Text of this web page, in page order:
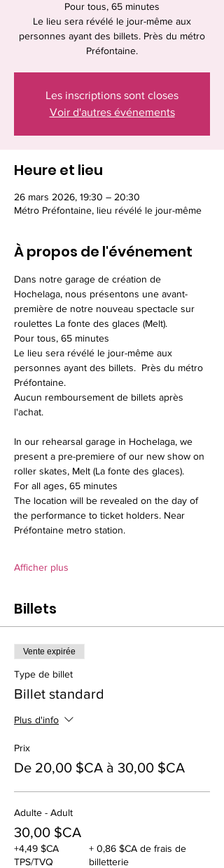
Pour tous, 65 minutes
Le lieu sera révélé le jour-même aux
personnes ayant des billets. Près du métro
Préfontaine.
Les inscriptions sont closes
Voir d'autres événements
Heure et lieu
26 mars 2026, 19:30 – 20:30
Métro Préfontaine, lieu révélé le jour-même
À propos de l'événement
Dans notre garage de création de
Hochelaga, nous présentons une avant-
première de notre nouveau spectacle sur
roulettes La fonte des glaces (Melt).
Pour tous, 65 minutes
Le lieu sera révélé le jour-même aux
personnes ayant des billets.  Près du métro
Préfontaine.
Aucun remboursement de billets après
l'achat.
In our rehearsal garage in Hochelaga, we
present a pre-premiere of our new show on
roller skates, Melt (La fonte des glaces).
For all ages, 65 minutes
The location will be revealed on the day of
the performance to ticket holders. Near
Préfontaine metro station.
Afficher plus
Billets
Vente expirée
Type de billet
Billet standard
Plus d'info
Prix
De 20,00 $CA à 30,00 $CA
Adulte - Adult
30,00 $CA
+4,49 $CA
TPS/TVQ
+ 0,86 $CA de frais de
billetterie